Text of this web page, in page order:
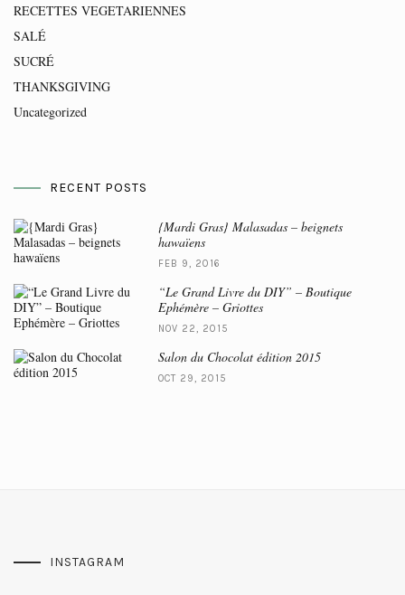
RECETTES VEGETARIENNES
SALÉ
SUCRÉ
THANKSGIVING
Uncategorized
RECENT POSTS
{Mardi Gras} Malasadas – beignets
hawaïens
FEB 9, 2016
“Le Grand Livre du DIY” – Boutique
Ephémère – Griottes
NOV 22, 2015
Salon du Chocolat édition 2015
OCT 29, 2015
INSTAGRAM